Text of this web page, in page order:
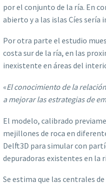
por el conjunto de la ría. En
abierto y a las islas Cíes sería
Por otra parte el estudio
costa sur de la ría, en las
inexistente en áreas del
«El conocimiento de la
a mejorar las estrategias de
El modelo, calibrado
mejillones de roca en
Delft3D para simular con
depuradoras existentes en la
Se estima que las centrales